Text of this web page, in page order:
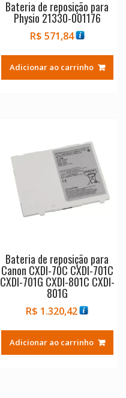
Bateria de reposição para
Physio 21330-001176
R$ 571,84
Adicionar ao carrinho
Bateria de reposição para
Canon CXDI-70C CXDI-701C
CXDI-701G CXDI-801C CXDI-
801G
R$ 1.320,42
Adicionar ao carrinho